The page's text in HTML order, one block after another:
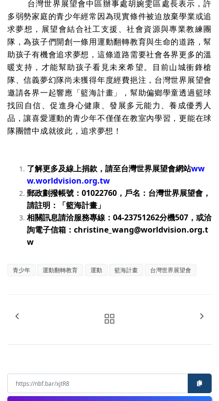
台灣世界展望會中區辦事處胡婉雯區處長表示，許
多弱勢家庭的青少年經常因為現實條件被迫放棄學業或追
求夢想，展望會結合社工支援、社會資源與專業教練團
隊，為孩子們開創一條用運動翻轉教育與生命的道路，幫
助孩子有機會追求夢想，這條道路需要社會各界更多的溫
暖支持，才能幫助孩子看見未來希望。目前山城衝鋒槍
隊、信義夢幻隊尚未獲得年度經費挹注，台灣世界展望會
邀請各界一起響應「籃海計畫」，幫助偏鄉學童透過籃球
找回自信、促進身心健康、發展多元能力、養成優秀人
品，讓喜愛運動的青少年不僅僅在教室內學習，更能在球
隊團體中成就彼此，追求夢想！
了解更多及線上捐款，請至台灣世界展望會網站ww
w.worldvision.org.tw
郵政劃撥帳號： 01022760 ，戶名：台灣世界展望會，
請註明：「籃海計畫」
相關訊息請洽服務專線： 04-23751262分機507 ，或洽
詢電子信箱： christine_wang@worldvision.org.t
w
青少年 運動翻轉教育 運動 籃海計畫 台灣世界展望會